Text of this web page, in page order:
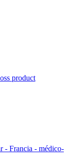
product
- Francia - médico-